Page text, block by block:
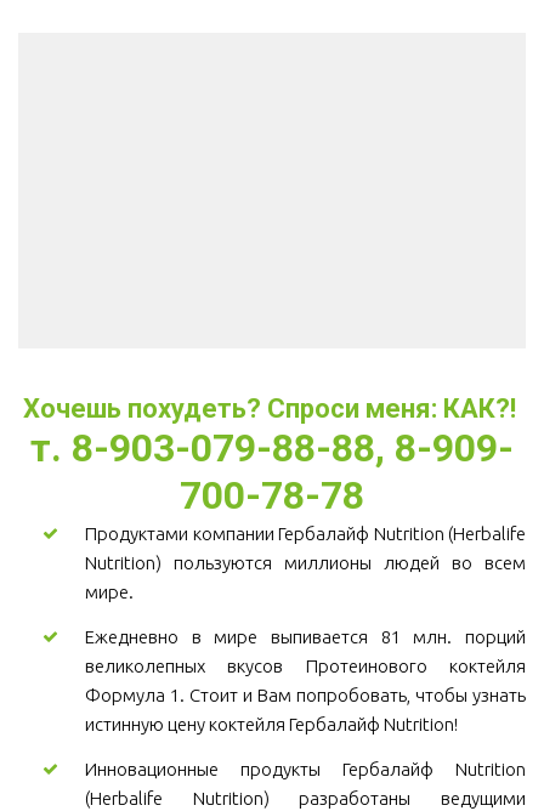
Хочешь похудеть? Спроси меня: КАК?!
т. 8-903-079-88-88, 8-909-
700-78-78
Продуктами компании Гербалайф Nutrition (Herbalife
Nutrition) пользуются миллионы людей во всем
мире.
Ежедневно в мире выпивается 81 млн. порций
великолепных вкусов Протеинового коктейля
Формула 1. Стоит и Вам попробовать, чтобы узнать
истинную цену коктейля Гербалайф Nutrition!
Инновационные продукты Гербалайф Nutrition
(Herbalife Nutrition) разработаны ведущими